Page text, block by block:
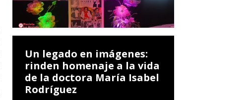
Un legado en imágenes:
rinden homenaje a la vida
de la doctora María Isabel
Rodríguez